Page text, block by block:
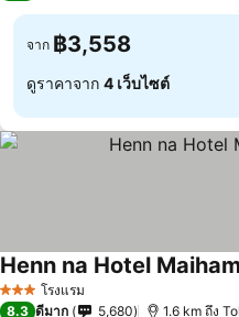
จาก ฿3,558
ดูราคาจาก 4 เว็บไซต์
3 ดาว โรงแรม
Henn na Hotel
8.3 ดีมาก 5,680 1.6 km ถึง